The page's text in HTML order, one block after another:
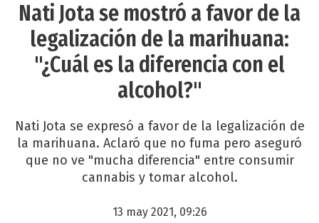
Nati Jota se mostró a favor de la
legalización de la marihuana:
"¿Cuál es la diferencia con el
alcohol?"
Nati Jota se expresó a favor de la legalización de
la marihuana. Aclaró que no fuma pero aseguró
que no ve "mucha diferencia" entre consumir
cannabis y tomar alcohol.
13 may 2021, 09:26